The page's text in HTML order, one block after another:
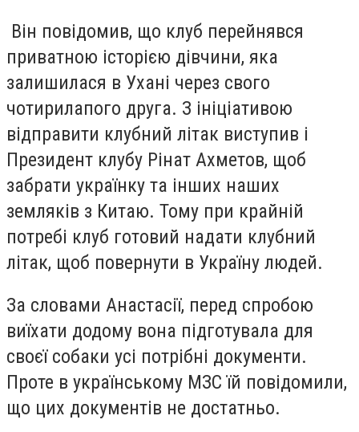
Він повідомив, що клуб перейнявся
приватною історією дівчини, яка
залишилася в Ухані через свого
чотирилапого друга. З ініціативою
відправити клубний літак виступив і
Президент клубу Рінат Ахметов, щоб
забрати українку та інших наших
земляків з Китаю. Тому при крайній
потребі клуб готовий надати клубний
літак, щоб повернути в Україну людей.
За словами Анастасії, перед спробою
виїхати додому вона підготувала для
своєї собаки усі потрібні документи.
Проте в українському МЗС їй повідомили,
що цих документів не достатньо.